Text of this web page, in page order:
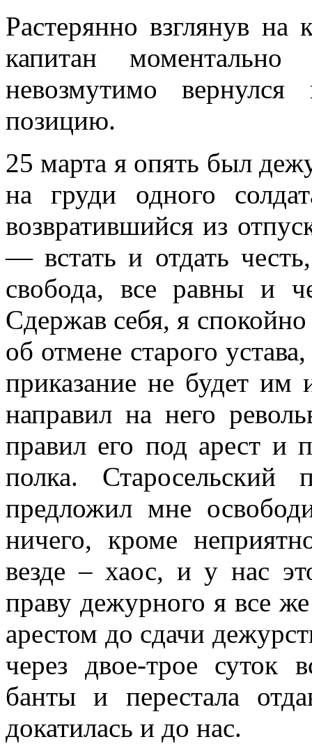
Растерянно взглянув
капитан
невозмутимо
позицию.
25 марта я опять был
на груди одного
возвратившийся из
— встать и отдать
сво­бода, все равны и
Сдержав себя, я
об отмене старого
приказание не бу­дет им
направил на него
правил его под арест и
полка.
предложил мне
ничего, кроме
везде – хаос, и у нас
праву дежурного я все
арестом до сдачи
через двое-трое суток
банты и перестала
докатилась и до нас.